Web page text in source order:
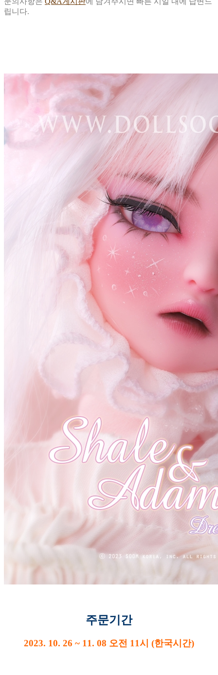
립니다.
주문기간
2023. 10. 26 ~ 11. 08 오전 11시 (한국시간)